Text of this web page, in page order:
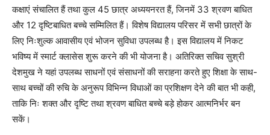
कक्षाएं संचालित हैं तथा कुल 45 छात्र अध्ययनरत हैं, जिनमें 33 श्रवण बाधित
और 12 दृष्टिबाधित बच्चे सम्मिलित हैं। विशेष विद्यालय परिसर में सभी छात्रों के
लिए निःशुल्क आवासीय एवं भोजन सुविधा उपलब्ध है। इस विद्यालय में निकट
भविष्य में स्मार्ट क्लासेस शुरू करने की भी योजना है। अतिरिक्त सचिव सुश्री
देशमुख ने यहां उपलब्ध साधनों एवं संसाधनों की सराहना करते हुए शिक्षा के साथ-
साथ बच्चों की रुचि के अनुरूप विभिन्न विधाओं का प्रशिक्षण देने की बात भी कही,
ताकि निः शक्त और दृष्टि तथा श्रवण बाधित बच्चे बड़े होकर आत्मनिर्भर बन
सकें।